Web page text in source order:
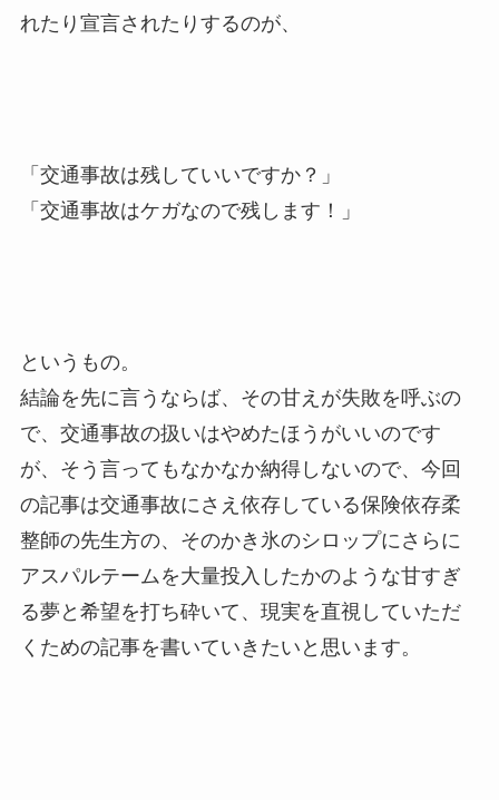
れたり宣言されたりするのが、
「交通事故は残していいですか？」
「交通事故はケガなので残します！」
というもの。
結論を先に言うならば、その甘えが失敗を呼ぶの
で、交通事故の扱いはやめたほうがいいのです
が、そう言ってもなかなか納得しないので、今回
の記事は交通事故にさえ依存している保険依存柔
整師の先生方の、そのかき氷のシロップにさらに
アスパルテームを大量投入したかのような甘すぎ
る夢と希望を打ち砕いて、現実を直視していただ
くための記事を書いていきたいと思います。